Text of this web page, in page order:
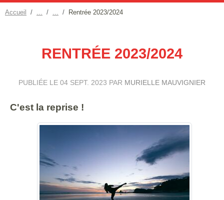
Accueil Rentrée 2023/2024
RENTRÉE 2023/2024
PUBLIÉE LE 04 SEPT. 2023 PAR MURIELLE MAUVIGNIER
C'est la reprise !